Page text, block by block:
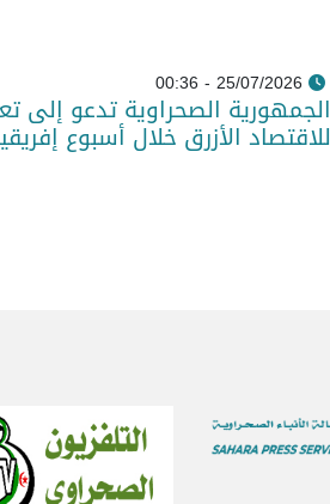
25/07/2026 - 00:36
الجمهورية الصحراوية تدعو إلى
للاقتصاد الأزرق خلال أسبوع